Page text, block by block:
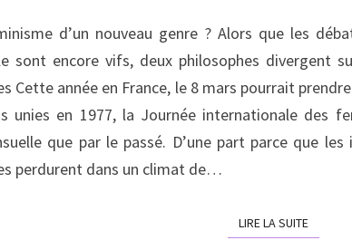
ALORS
QUE…
d’un nouveau genre ? Alors que les
sont encore vifs, deux philosophes divergent
Cette année en France, le 8 mars pourrait
unies en 1977, la Journée internationale des
que par le passé. D’une part parce que
perdurent dans un climat de…
LIRE LA SUITELIRE LA